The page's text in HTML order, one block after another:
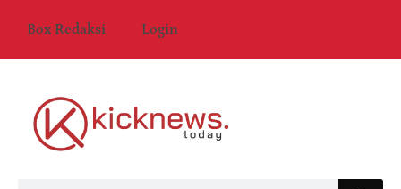
Box Redaksi Login